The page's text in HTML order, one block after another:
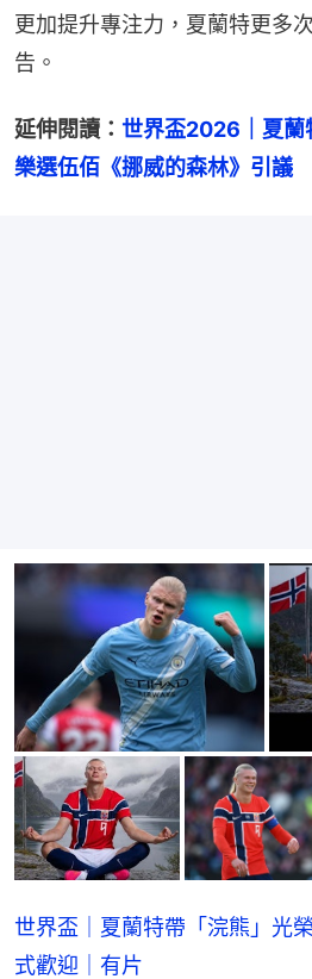
更加提升專注力，夏蘭特更多
告。
延伸閱讀： 世界盃2026｜夏蘭
樂選伍佰《挪威的森林》引議
世界盃｜夏蘭特帶「浣熊」光
式歡迎｜有片